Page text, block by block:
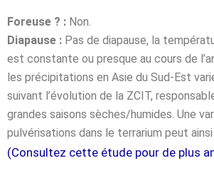
Foreuse ? : Non.
Diapause : Pas de diapause, la
est constante ou presque au cours de
les précipitations en Asie du Sud-Est
suivant l’évolution de la ZCIT,
grandes saisons sèches/humides. Une
pulvérisations dans le terrarium peut
(Consultez cette étude pour de plus